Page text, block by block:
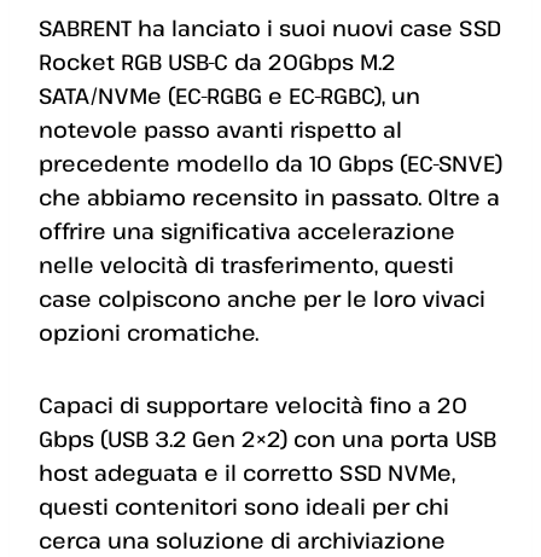
SABRENT ha lanciato i suoi nuovi case SSD
Rocket RGB USB-C da 20Gbps M.2
SATA/NVMe (EC-RGBG e EC-RGBC), un
notevole passo avanti rispetto al
precedente modello da 10 Gbps (EC-SNVE)
che abbiamo recensito in passato. Oltre a
offrire una significativa accelerazione
nelle velocità di trasferimento, questi
case colpiscono anche per le loro vivaci
opzioni cromatiche.
Capaci di supportare velocità fino a 20
Gbps (USB 3.2 Gen 2×2) con una porta USB
host adeguata e il corretto SSD NVMe,
questi contenitori sono ideali per chi
cerca una soluzione di archiviazione